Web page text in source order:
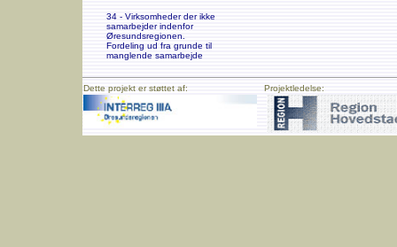
34 - Virksomheder der ikke
samarbejder indenfor
Øresundsregionen.
Fordeling ud fra grunde til
manglende samarbejde
Dette projekt er støttet af: Projektledelse: